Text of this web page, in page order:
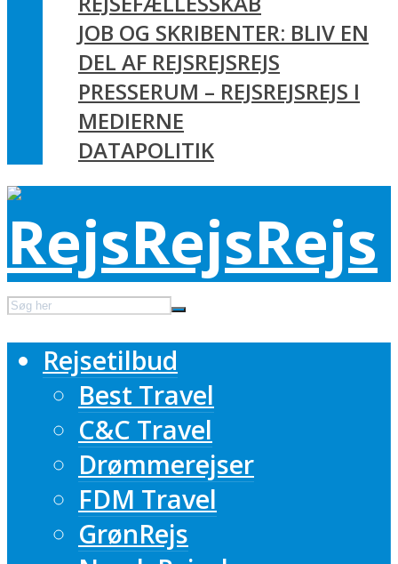
JOB OG SKRIBENTER: BLIV EN
DEL AF REJSREJSREJS
PRESSERUM – REJSREJSREJS I
MEDIERNE
DATAPOLITIK
Rejsetilbud
Best Travel
C&C Travel
Drømmerejser
FDM Travel
GrønRejs